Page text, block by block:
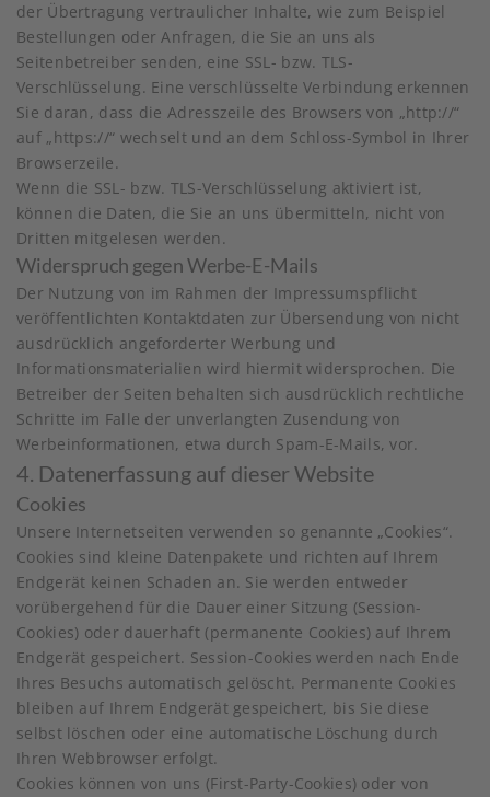
der Übertragung vertraulicher Inhalte, wie zum Beispiel
Bestellungen oder Anfragen, die Sie an uns als
Seitenbetreiber senden, eine SSL- bzw. TLS-
Verschlüsselung. Eine verschlüsselte Verbindung erkennen
Sie daran, dass die Adresszeile des Browsers von „http://“
auf „https://“ wechselt und an dem Schloss-Symbol in Ihrer
Browserzeile.
Wenn die SSL- bzw. TLS-Verschlüsselung aktiviert ist,
können die Daten, die Sie an uns übermitteln, nicht von
Dritten mitgelesen werden.
Widerspruch gegen Werbe-E-Mails
Der Nutzung von im Rahmen der Impressumspflicht
veröffentlichten Kontaktdaten zur Übersendung von nicht
ausdrücklich angeforderter Werbung und
Informationsmaterialien wird hiermit widersprochen. Die
Betreiber der Seiten behalten sich ausdrücklich rechtliche
Schritte im Falle der unverlangten Zusendung von
Werbeinformationen, etwa durch Spam-E-Mails, vor.
4. Datenerfassung auf dieser Website
Cookies
Unsere Internetseiten verwenden so genannte „Cookies“.
Cookies sind kleine Datenpakete und richten auf Ihrem
Endgerät keinen Schaden an. Sie werden entweder
vorübergehend für die Dauer einer Sitzung (Session-
Cookies) oder dauerhaft (permanente Cookies) auf Ihrem
Endgerät gespeichert. Session-Cookies werden nach Ende
Ihres Besuchs automatisch gelöscht. Permanente Cookies
bleiben auf Ihrem Endgerät gespeichert, bis Sie diese
selbst löschen oder eine automatische Löschung durch
Ihren Webbrowser erfolgt.
Cookies können von uns (First-Party-Cookies) oder von